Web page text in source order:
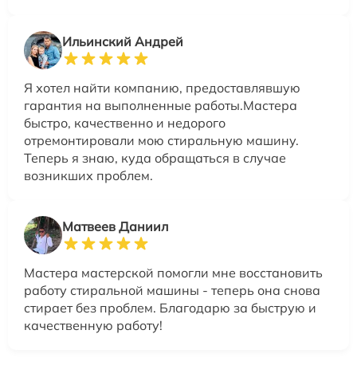
Ильинский Андрей
Я хотел найти компанию, предоставлявшую
гарантия на выполненные работы.Мастера
быстро, качественно и недорого
отремонтировали мою стиральную машину.
Теперь я знаю, куда обращаться в случае
возникших проблем.
Матвеев Даниил
Мастера мастерской помогли мне восстановить
работу стиральной машины - теперь она снова
стирает без проблем. Благодарю за быструю и
качественную работу!